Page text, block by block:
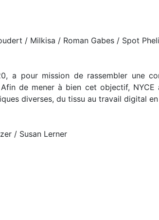
/ Milkisa / Roman Gabes / Spot
a pour mission de rassembler une
Afin de mener à bien cet objectif,
diverses, du tissu au travail digital
/ Susan Lerner